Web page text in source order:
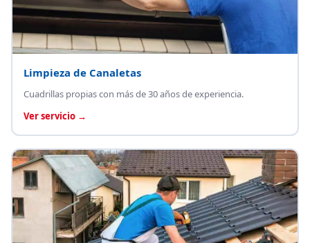
Limpieza de Canaletas
Cuadrillas propias con más de 30 años de experiencia.
Ver servicio →